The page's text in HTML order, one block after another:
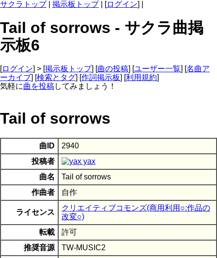
サクラトップ| 掲示板トップ| [ログイン] |
Tail of sorrows - サクラ曲掲
示板6
[ログイン] > [掲示板トップ] [曲の投稿] [ユーザー一覧] [名曲ア
ーカイブ] [検索とタグ] [作詞掲示板] [利用規約]
気軽に曲を投稿してみましょう！
Tail of sorrows
曲ID
2940
投稿者
yax
曲名
Tail of sorrows
作曲者
自作
ライセンス
クリエイティブコモンズ(商用利用○:作品の
改変○)
転載
許可
推奨音源
TW-MUSIC2